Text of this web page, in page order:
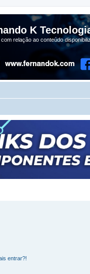
K
relação ao conteúdo
entrar?!